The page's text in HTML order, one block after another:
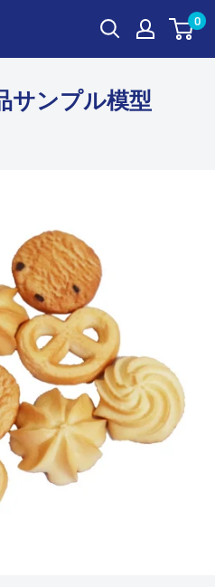
0
サンプル模型